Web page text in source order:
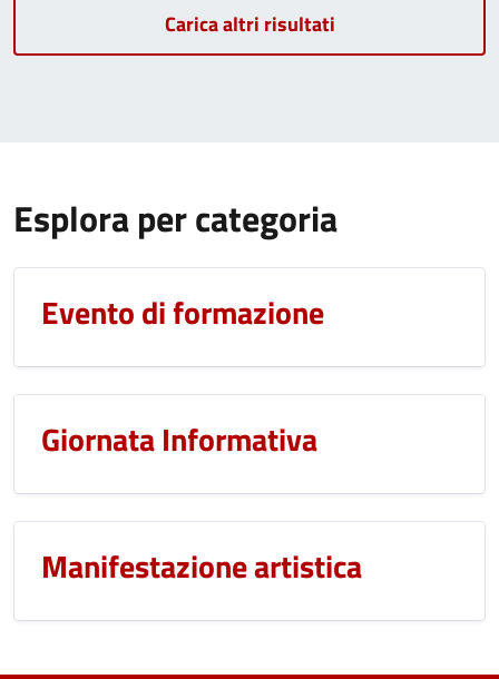
Carica altri risultati
Esplora per categoria
Evento di formazione
Giornata Informativa
Manifestazione artistica